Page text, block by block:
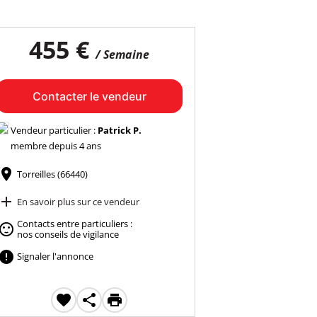
455 €/ Semaine
Contacter le vendeur
Vendeur particulier : Patrick P.
membre depuis 4 ans
Torreilles (66440)
En savoir plus sur ce vendeur
Contacts entre particuliers :
nos conseils de vigilance
Signaler l'annonce
  